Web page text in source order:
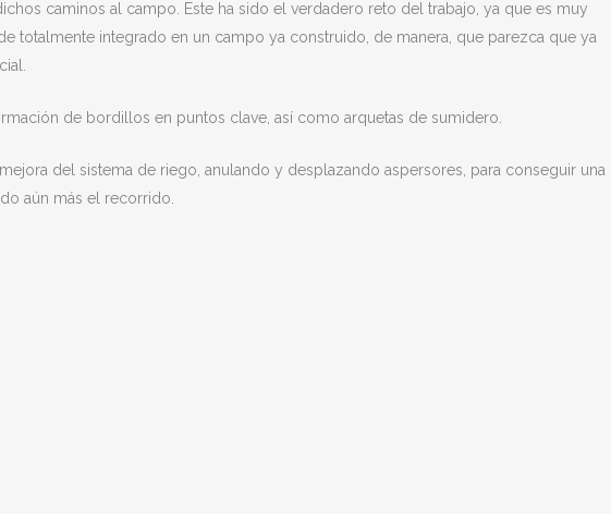
caminos al campo. Este ha sido el verdadero reto del trabajo, ya que es muy
totalmente integrado en un campo ya construido, de manera, que parezca que ya
de bordillos en puntos clave, así como arquetas de sumidero.
del sistema de riego, anulando y desplazando aspersores, para conseguir una
aún más el recorrido.